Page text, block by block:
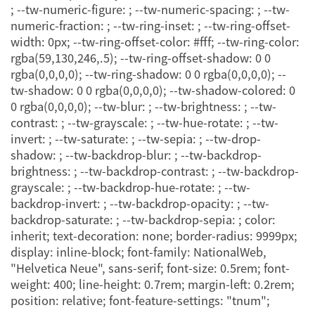
; --tw-numeric-figure: ; --tw-numeric-spacing: ; --tw-
numeric-fraction: ; --tw-ring-inset: ; --tw-ring-offset-
width: 0px; --tw-ring-offset-color: #fff; --tw-ring-color:
rgba(59,130,246,.5); --tw-ring-offset-shadow: 0 0
rgba(0,0,0,0); --tw-ring-shadow: 0 0 rgba(0,0,0,0); --
tw-shadow: 0 0 rgba(0,0,0,0); --tw-shadow-colored: 0
0 rgba(0,0,0,0); --tw-blur: ; --tw-brightness: ; --tw-
contrast: ; --tw-grayscale: ; --tw-hue-rotate: ; --tw-
invert: ; --tw-saturate: ; --tw-sepia: ; --tw-drop-
shadow: ; --tw-backdrop-blur: ; --tw-backdrop-
brightness: ; --tw-backdrop-contrast: ; --tw-backdrop-
grayscale: ; --tw-backdrop-hue-rotate: ; --tw-
backdrop-invert: ; --tw-backdrop-opacity: ; --tw-
backdrop-saturate: ; --tw-backdrop-sepia: ; color:
inherit; text-decoration: none; border-radius: 9999px;
display: inline-block; font-family: NationalWeb,
"Helvetica Neue", sans-serif; font-size: 0.5rem; font-
weight: 400; line-height: 0.7rem; margin-left: 0.2rem;
position: relative; font-feature-settings: "tnum";